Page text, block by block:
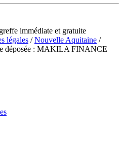
immédiate et gratuite
légales /Nouvelle Aquitaine /
déposée : MAKILA FINANCE